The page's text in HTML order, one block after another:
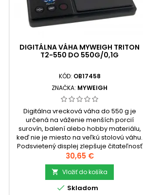
DIGITÁLNA VÁHA MYWEIGH TRITON
T2-550 DO 550G/0,1G
KÓD: OB17458
ZNAČKA: MYWEIGH
Digitálna vrecková váha do 550 g je
určená na váženie menších porcií
surovín, balení alebo hobby materiálu,
keď nie je miesto na veľkú stolovú váhu.
Podsvietený displej zlepšuje čitateľnosť
hodnoty a odnímateľný kryt použitý ako
miska rozšíri vážiacu plochu pre rôzne
tvary predmetov či sypké
zmesi.check_circleVáživosť: 550
gcheck_circleRozlíšenie: 0,1...
Cena
30,65 €
 Vložiť do košíka
 Skladom